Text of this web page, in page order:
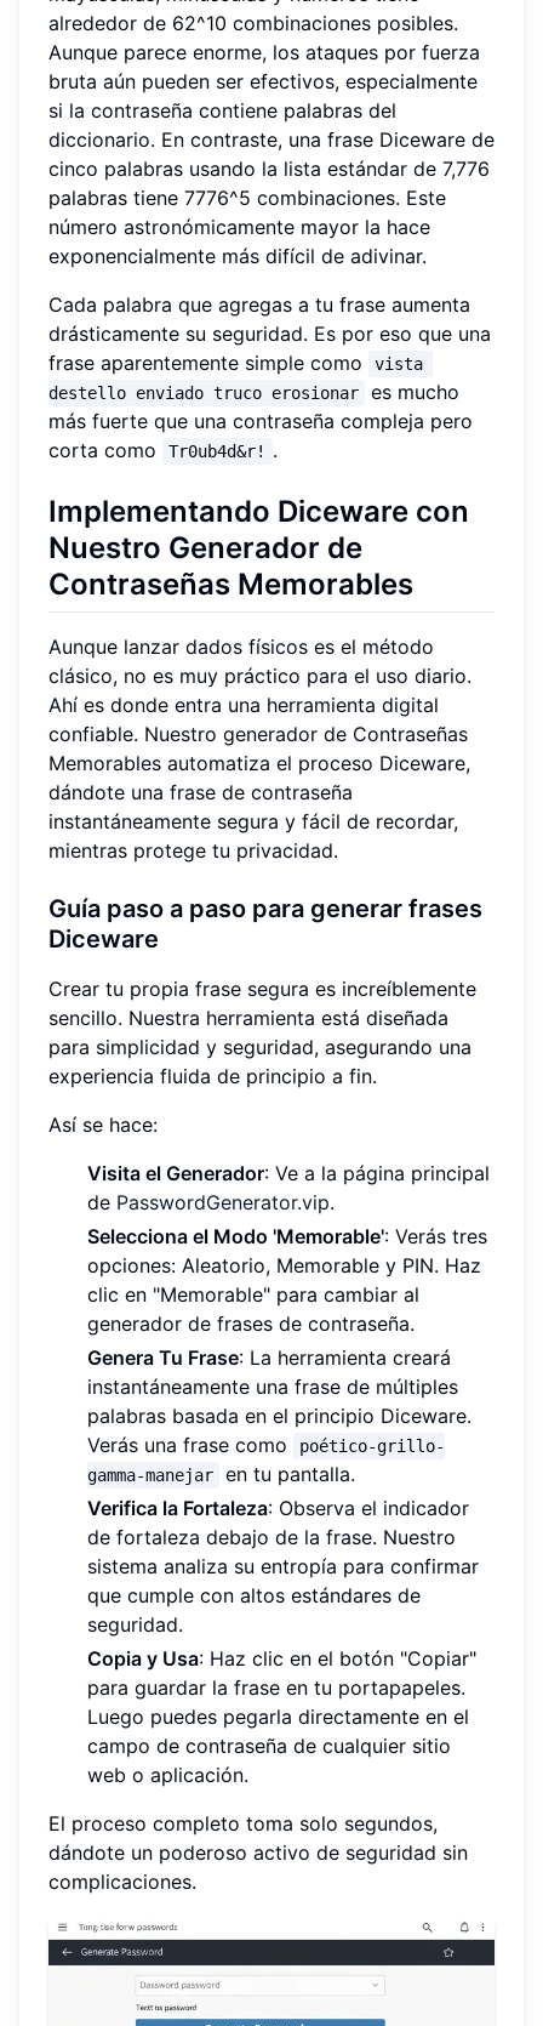
alrededor de 62^10 combinaciones posibles.
Aunque parece enorme, los ataques por fuerza
bruta aún pueden ser efectivos, especialmente
si la contraseña contiene palabras del
diccionario. En contraste, una frase Diceware de
cinco palabras usando la lista estándar de 7,776
palabras tiene 7776^5 combinaciones. Este
número astronómicamente mayor la hace
exponencialmente más difícil de adivinar.
Cada palabra que agregas a tu frase aumenta
drásticamente su seguridad. Es por eso que una
frase aparentemente simple como
vista
destello enviado truco erosionar
es mucho
más fuerte que una contraseña compleja pero
corta como
Tr0ub4d&r! .
Implementando Diceware con
Nuestro Generador de
Contraseñas Memorables
Aunque lanzar dados físicos es el método
clásico, no es muy práctico para el uso diario.
Ahí es donde entra una herramienta digital
confiable. Nuestro generador de Contraseñas
Memorables automatiza el proceso Diceware,
dándote una frase de contraseña
instantáneamente segura y fácil de recordar,
mientras protege tu privacidad.
Guía paso a paso para generar frases
Diceware
Crear tu propia frase segura es increíblemente
sencillo. Nuestra herramienta está diseñada
para simplicidad y seguridad, asegurando una
experiencia fluida de principio a fin.
Así se hace:
Visita el Generador: Ve a la página principal
de PasswordGenerator.vip.
Selecciona el Modo 'Memorable': Verás tres
opciones: Aleatorio, Memorable y PIN. Haz
clic en "Memorable" para cambiar al
generador de frases de contraseña.
Genera Tu Frase: La herramienta creará
instantáneamente una frase de múltiples
palabras basada en el principio Diceware.
Verás una frase como
poético-grillo-
gamma-manejar
en tu pantalla.
Verifica la Fortaleza: Observa el indicador
de fortaleza debajo de la frase. Nuestro
sistema analiza su entropía para confirmar
que cumple con altos estándares de
seguridad.
Copia y Usa: Haz clic en el botón "Copiar"
para guardar la frase en tu portapapeles.
Luego puedes pegarla directamente en el
campo de contraseña de cualquier sitio
web o aplicación.
El proceso completo toma solo segundos,
dándote un poderoso activo de seguridad sin
complicaciones.